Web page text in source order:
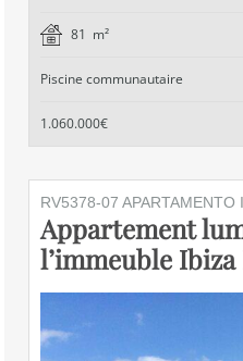
81 m²
Piscine communautaire
1.060.000€
RV5378-07 APARTAMENTO
Appartement
l’immeuble Ibiza